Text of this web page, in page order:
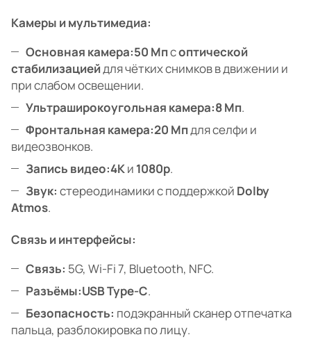
Камеры и мультимедиа:
Основная камера:50 Мпсоптической
стабилизациейдля чётких снимков в движении и
при слабом освещении.
Ультраширокоугольная камера:8 Мп.
Фронтальная камера:20 Мпдля селфи и
видеозвонков.
Запись видео:4Kи 1080p.
Звук: стереодинамики с поддержкой Dolby
Atmos.
Связь и интерфейсы:
Связь: 5G, Wi-Fi 7, Bluetooth, NFC.
Разъёмы:USB Type-C.
Безопасность: подэкранный сканер отпечатка
пальца, разблокировка по лицу.